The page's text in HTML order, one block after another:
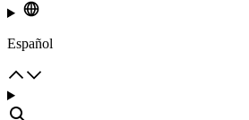
Español